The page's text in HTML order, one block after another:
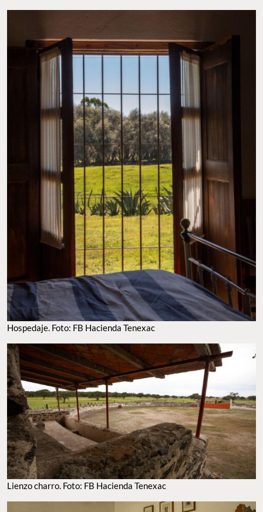
Hospedaje. Foto: FB Hacienda Tenexac
Lienzo charro. Foto: FB Hacienda Tenexac